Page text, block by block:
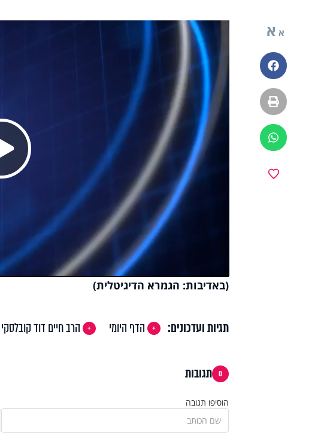
א א
פייסבוק
הדפסה
ווטסאפ
Play
Video
(באדיבות: הגמרא הדיגיטלית)
תגיות ועדכונים: הדף היומי הרב חיים דוד קובלסקי
0 תגובות
הוסיפו תגובה